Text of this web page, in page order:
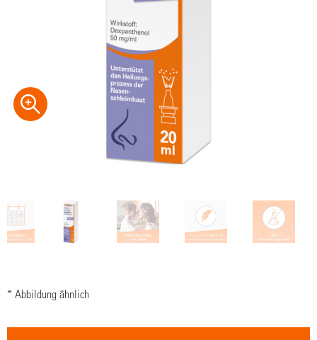
* Abbildung ähnlich